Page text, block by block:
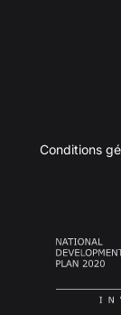
Conditions